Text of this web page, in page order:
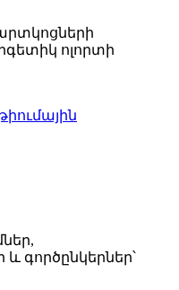
ոլորտի
գործընկերներ՝